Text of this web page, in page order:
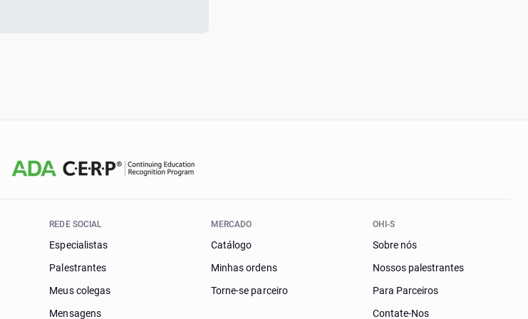
REDE SOCIAL
Especialistas
Palestrantes
Meus colegas
Mensagens
MERCADO
Catálogo
Minhas ordens
Torne-se parceiro
OHI-S
Sobre nós
Nossos palestrantes
Para Parceiros
Contate-Nos